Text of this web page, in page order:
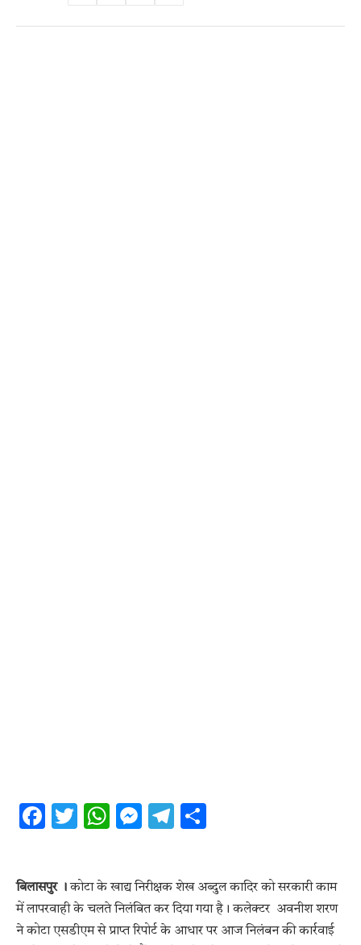
Facebook
Twitter
WhatsApp
Messenger
Telegram
बिलासपुर ।कोटा के खाद्य निरीक्षक शेख अब्दुल कादिर को सरकारी काम
में लापरवाही के चलते निलंबित कर दिया गया है। कलेक्टर अवनीश शरण
ने कोटा एसडीएम से प्राप्त रिपोर्ट के आधार पर आज निलंबन की कार्रवाई